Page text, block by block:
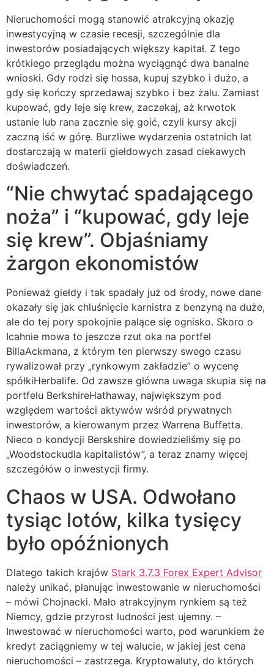
Nieruchomości mogą stanowić atrakcyjną okazję
inwestycyjną w czasie recesji, szczególnie dla
inwestorów posiadających większy kapitał. Z tego
krótkiego przeglądu można wyciągnąć dwa banalne
wnioski. Gdy rodzi się hossa, kupuj szybko i dużo, a
gdy się kończy sprzedawaj szybko i bez żalu. Zamiast
kupować, gdy leje się krew, zaczekaj, aż krwotok
ustanie lub rana zacznie się goić, czyli kursy akcji
zaczną iść w górę. Burzliwe wydarzenia ostatnich lat
dostarczają w materii giełdowych zasad ciekawych
doświadczeń.
“Nie chwytać spadającego
noża” i “kupować, gdy leje
się krew”. Objaśniamy
żargon ekonomistów
Ponieważ giełdy i tak spadały już od środy, nowe dane
okazały się jak chluśnięcie karnistra z benzyną na duże,
ale do tej pory spokojnie palące się ognisko. Skoro o
Icahnie mowa to jeszcze rzut oka na portfel
BillaAckmana, z którym ten pierwszy swego czasu
rywalizował przy „rynkowym zakładzie” o wycenę
spółkiHerbalife. Od zawsze główna uwaga skupia się na
portfelu BerkshireHathaway, największym pod
względem wartości aktywów wśród prywatnych
inwestorów, a kierowanym przez Warrena Buffetta.
Nieco o kondycji Berskshire dowiedzieliśmy się po
„Woodstockudla kapitalistów”, a teraz znamy więcej
szczegółów o inwestycji firmy.
Chaos w USA. Odwołano
tysiąc lotów, kilka tysięcy
było opóźnionych
Dlatego takich krajów Stark 3.7.3 Forex Expert Advisor
należy unikać, planując inwestowanie w nieruchomości
– mówi Chojnacki. Mało atrakcyjnym rynkiem są też
Niemcy, gdzie przyrost ludności jest ujemny. –
Inwestować w nieruchomości warto, pod warunkiem że
kredyt zaciągniemy w tej walucie, w jakiej jest cena
nieruchomości – zastrzega. Kryptowaluty, do których